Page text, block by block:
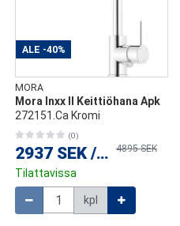
ALE -40%
MORA
Mora Inxx II Keittiöhana Apk
272151.Ca Kromi
(0)
2937 SEK / kpl4895 SEK
Tilattavissa
kpl